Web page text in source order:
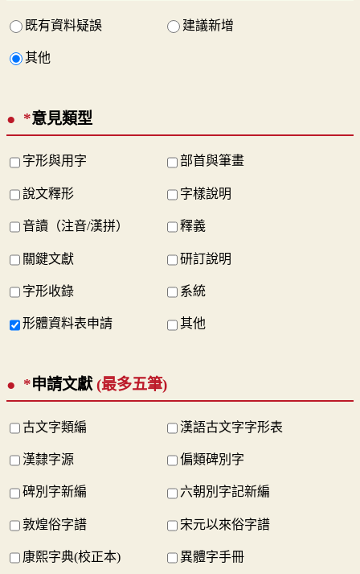
既有資料疑誤 建議新增
其他
*意見類型
字形與用字 部首與筆畫
說文釋形 字樣說明
音讀（注音/漢拼） 釋義
關鍵文獻 研訂說明
字形收錄 系統
形體資料表申請 其他
*申請文獻 (最多五筆)
古文字類編 漢語古文字字形表
漢隸字源 偏類碑別字
碑別字新編 六朝別字記新編
敦煌俗字譜 宋元以來俗字譜
康熙字典(校正本) 異體字手冊